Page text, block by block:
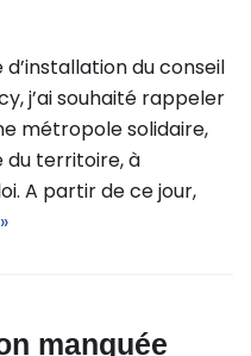
d’installation du conseil
j’ai souhaité rappeler
métropole solidaire,
du territoire, à
A partir de ce jour,
manquée